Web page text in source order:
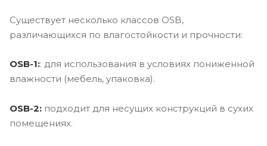
Существует несколько классов OSB,
различающихся по влагостойкости и прочности:
OSB-1:: для использования в условиях пониженной
влажности (мебель, упаковка).
OSB-2: подходит для несущих конструкций в сухих
помещениях.